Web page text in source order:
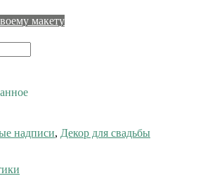
макету
надписи, Декор для свадьбы